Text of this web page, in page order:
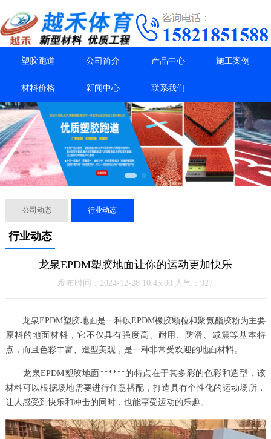
塑胶跑道 公司简介 产品中心 施工案例
材料价格 新闻中心 联系我们
公司动态 行业动态
行业动态
龙泉EPDM塑胶地面让你的运动更加快乐
发布时间：2024-12-28 10:45:00 人气：927
龙泉EPDM塑胶地面是一种以EPDM橡胶颗粒和聚氨酯胶粉为主要
原料的地面材料，它不仅具有强度高、耐用、防滑、减震等基本特
点，而且色彩丰富、造型美观，是一种非常受欢迎的地面材料。
龙泉EPDM塑胶地面******的特点在于其多彩的色彩和造型，该
材料可以根据场地需要进行任意搭配，打造具有个性化的运动场所，
让人感受到快乐和冲击的同时，也能享受运动的乐趣。